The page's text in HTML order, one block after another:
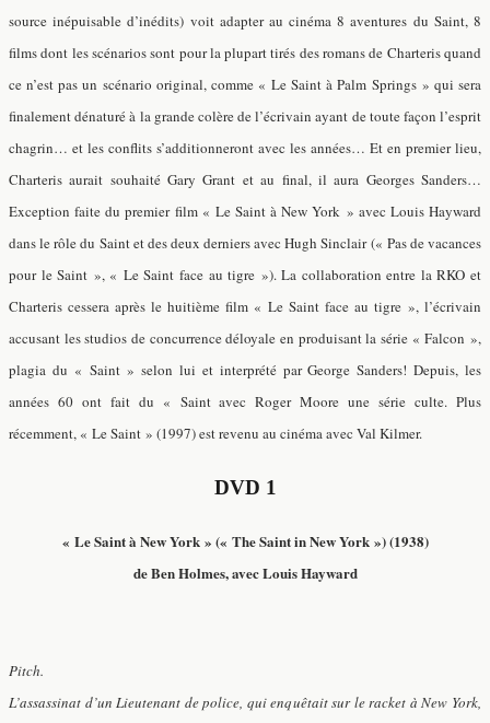
source inépuisable d’inédits) voit adapter au cinéma 8 aventures du Saint, 8
films dont les scénarios sont pour la plupart tirés des romans de Charteris quand
ce n’est pas un scénario original, comme « Le Saint à Palm Springs » qui sera
finalement dénaturé à la grande colère de l’écrivain ayant de toute façon l’esprit
chagrin… et les conflits s’additionneront avec les années… Et en premier lieu,
Charteris aurait souhaité Gary Grant et au final, il aura Georges Sanders…
Exception faite du premier film « Le Saint à New York » avec Louis Hayward
dans le rôle du Saint et des deux derniers avec Hugh Sinclair (« Pas de vacances
pour le Saint », « Le Saint face au tigre »). La collaboration entre la RKO et
Charteris cessera après le huitième film « Le Saint face au tigre », l’écrivain
accusant les studios de concurrence déloyale en produisant la série « Falcon »,
plagia du « Saint » selon lui et interprété par George Sanders! Depuis, les
années 60 ont fait du « Saint avec Roger Moore une série culte. Plus
récemment, « Le Saint » (1997) est revenu au cinéma avec Val Kilmer.
DVD 1
« Le Saint à New York » (« The Saint in New York ») (1938)
de Ben Holmes, avec Louis Hayward
Pitch.
L’assassinat d’un Lieutenant de police, qui enquêtait sur le racket à New York,